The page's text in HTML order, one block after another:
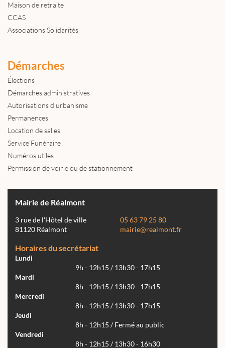
Maison de retraite
CCAS
Associations Solidarités
Démarches
Élections
Démarches administratives
Autorisations d'urbanisme
Permanences
Location de salles
Service Funéraire
Numéros utiles
Permission de voirie ou de stationnement
Mairie de Réalmont
3 rue de l'Hôtel de ville
81120 Réalmont
05 63 79 25 80
mairie@realmont.fr
Horaires du secrétariat
Lundi
9h - 12h15 / 13h30 - 17h15
Mardi
8h - 12h15 / 13h30 - 17h15
Mercredi
8h - 12h15 / 13h30 - 17h15
Jeudi
8h - 12h15 / Fermé au public
Vendredi
8h - 12h15 / 13h30 - 16h30